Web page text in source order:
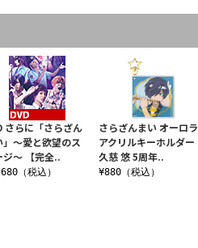
さらに「さらざん
」～愛と欲望のス
ジ～ 【完全..
（税込）
さらざんまい オーロラ
アクリルキーホルダー
久慈 悠 5周年..
¥880（税込）